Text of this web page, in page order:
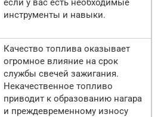
если у вас есть необходимые
инструменты и навыки.
Качество топлива оказывает
огромное влияние на срок
службы свечей зажигания.
Некачественное топливо
приводит к образованию нагара
и преждевременному износу